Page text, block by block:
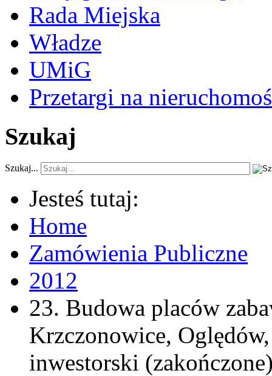
Rada Miejska
Władze
UMiG
Przetargi na
Szukaj
Szukaj...
Jesteś tutaj:
Home
Zamówienia Publiczne
2012
23. Budowa placów
Krzczonowice,
inwestorski